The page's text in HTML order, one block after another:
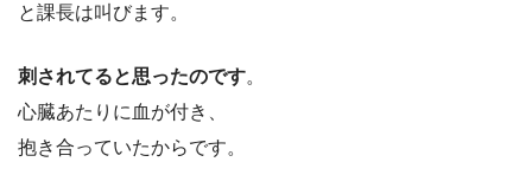
と課長は叫びます。
刺されてると思ったのです。
心臓あたりに血が付き、
抱き合っていたからです。